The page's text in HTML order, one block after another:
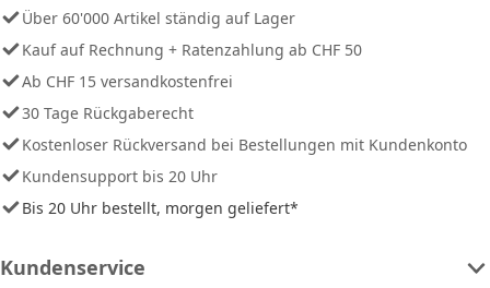
Über 60'000 Artikel ständig auf Lager
Kauf auf Rechnung + Ratenzahlung ab CHF 50
Ab CHF 15 versandkostenfrei
30 Tage Rückgaberecht
Kostenloser Rückversand bei Bestellungen mit Kundenkonto
Kundensupport bis 20 Uhr
Bis 20 Uhr bestellt, morgen geliefert*
Kundenservice